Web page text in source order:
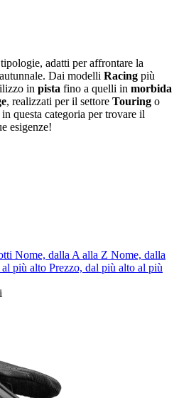
adatti per affrontare la
Dai modelli Racing più
in pista fino a quelli in morbida
, realizzati per il settore Touring o
questa categoria per trovare il
esigenze!
Nome, dalla A alla Z Nome, dalla
al più alto Prezzo, dal più alto al più